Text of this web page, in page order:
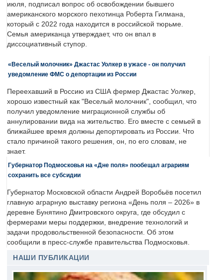
июля, подписал вопрос об освобождении бывшего
американского морского пехотинца Роберта Гилмана,
который с 2022 года находится в российской тюрьме.
Семья американца утверждает, что он впал в
диссоциативный ступор.
«Веселый молочник» Джастас Уолкер в ужасе - он получил
уведомление ФМС о депортации из России
Переехавший в Россию из США фермер Джастас Уолкер,
хорошо известный как "Веселый молочник", сообщил, что
получил уведомление миграционной службы об
аннулировании вида на жительство. Его вместе с семьей в
ближайшее время должны депортировать из России. Что
стало причиной такого решения, он, по его словам, не
знает.
Губернатор Подмосковья на «Дне поля» пообещал аграриям
сохранить все субсидии
Губернатор Московской области Андрей Воробьёв посетил
главную аграрную выставку региона «День поля – 2026» в
деревне Бунятино Дмитровского округа, где обсудил с
фермерами меры поддержки, внедрение технологий и
задачи продовольственной безопасности. Об этом
сообщили в пресс-службе правительства Подмосковья.
НАШИ ПУБЛИКАЦИИ